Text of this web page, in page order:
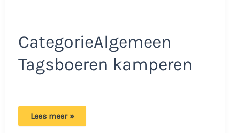
CategorieAlgemeen
Tagsboeren kamperen
Boeren
Lees meer »